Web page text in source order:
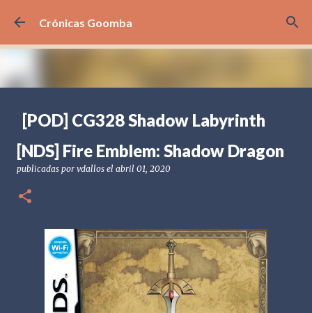
Ir al contenido principal
Crónicas Goomba
[POD] CG328 Shadow Labyrinth
[PS5] PLAYSTATION 5
[NDS] Fire Emblem: Shadow Dragon
publicadas por vdallos el abril 01, 2020